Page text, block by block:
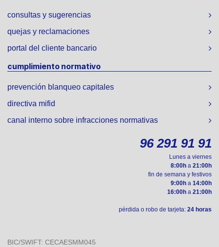
consultas y sugerencias
quejas y reclamaciones
portal del cliente bancario
cumplimiento normativo
prevención blanqueo capitales
directiva mifid
canal interno sobre infracciones normativas
96 291 91 91
Lunes a viernes
8:00h a 21:00h
fin de semana y festivos
9:00h a 14:00h
16:00h a 21:00h
pérdida o robo de tarjeta: 24 horas
BIC/SWIFT: CECAESMM045